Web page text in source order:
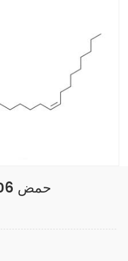
Nervonic حمض 506-37-6